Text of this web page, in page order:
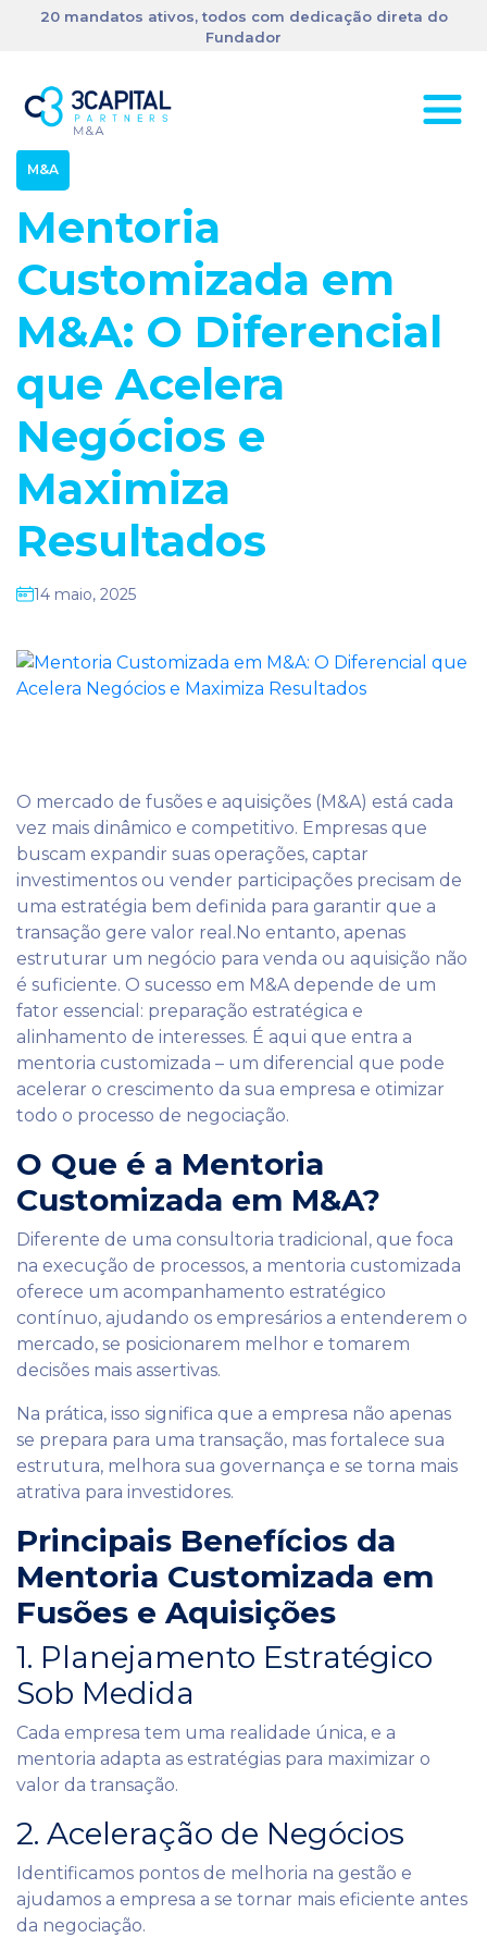
20 mandatos ativos, todos com dedicação direta do
Fundador
M&A
Mentoria
Customizada em
M&A: O Diferencial
que Acelera
Negócios e
Maximiza
Resultados
14 maio, 2025
O mercado de fusões e aquisições (M&A) está cada
vez mais dinâmico e competitivo. Empresas que
buscam expandir suas operações, captar
investimentos ou vender participações precisam de
uma estratégia bem definida para garantir que a
transação gere valor real.No entanto, apenas
estruturar um negócio para venda ou aquisição não
é suficiente. O sucesso em M&A depende de um
fator essencial: preparação estratégica e
alinhamento de interesses. É aqui que entra a
mentoria customizada – um diferencial que pode
acelerar o crescimento da sua empresa e otimizar
todo o processo de negociação.
O Que é a Mentoria
Customizada em M&A?
Diferente de uma consultoria tradicional, que foca
na execução de processos, a mentoria customizada
oferece um acompanhamento estratégico
contínuo, ajudando os empresários a entenderem o
mercado, se posicionarem melhor e tomarem
decisões mais assertivas.
Na prática, isso significa que a empresa não apenas
se prepara para uma transação, mas fortalece sua
estrutura, melhora sua governança e se torna mais
atrativa para investidores.
Principais Benefícios da
Mentoria Customizada em
Fusões e Aquisições
1. Planejamento Estratégico
Sob Medida
Cada empresa tem uma realidade única, e a
mentoria adapta as estratégias para maximizar o
valor da transação.
2. Aceleração de Negócios
Identificamos pontos de melhoria na gestão e
ajudamos a empresa a se tornar mais eficiente antes
da negociação.